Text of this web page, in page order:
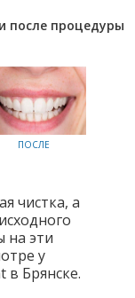
после процедуры
ПОСЛЕ
чистка, а
на эти
у
в Брянске.